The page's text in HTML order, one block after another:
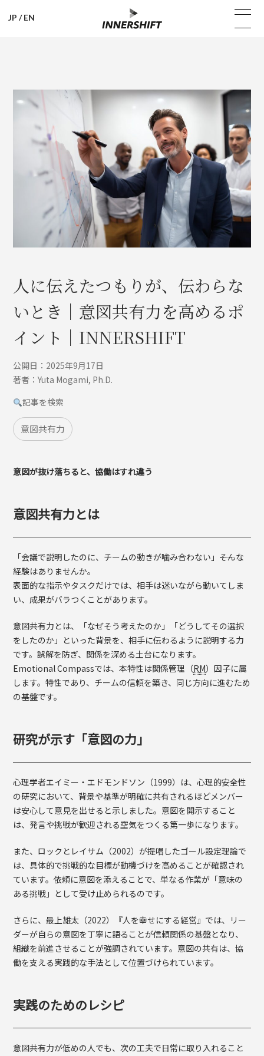
JP /EN
人に伝えたつもりが、伝わらな
いとき｜意図共有力を高めるポ
イント｜INNERSHIFT
公開日：2025年9月17日
著者：Yuta Mogami, Ph.D.
記事を検索
意図共有力
意図が抜け落ちると、協働はすれ違う
意図共有力とは
「会議で説明したのに、チームの動きが噛み合わない」――そんな
経験はありませんか。
表面的な指示やタスクだけでは、相手は迷いながら動いてしま
い、成果がバラつくことがあります。
意図共有力とは、「なぜそう考えたのか」「どうしてその選択
をしたのか」といった背景を、相手に伝わるように説明する力
です。誤解を防ぎ、関係を深める土台になります。
Emotional Compassでは、本特性は関係管理（RM）因子に属
します。特性であり、チームの信頼を築き、同じ方向に進むため
の基盤です。
研究が示す「意図の力」
心理学者エイミー・エドモンドソン（1999）は、心理的安全性
の研究において、背景や基準が明確に共有されるほどメンバー
は安心して意見を出せると示しました。意図を開示すること
は、発言や挑戦が歓迎される空気をつくる第一歩になります。
また、ロックとレイサム（2002）が提唱したゴール設定理論で
は、具体的で挑戦的な目標が動機づけを高めることが確認され
ています。依頼に意図を添えることで、単なる作業が「意味の
ある挑戦」として受け止められるのです。
さらに、最上雄太（2022）『人を幸せにする経営』では、リー
ダーが自らの意図を丁寧に語ることが信頼関係の基盤となり、
組織を前進させることが強調されています。意図の共有は、協
働を支える実践的な手法として位置づけられています。
実践のためのレシピ
意図共有力が低めの人でも、次の工夫で日常に取り入れること